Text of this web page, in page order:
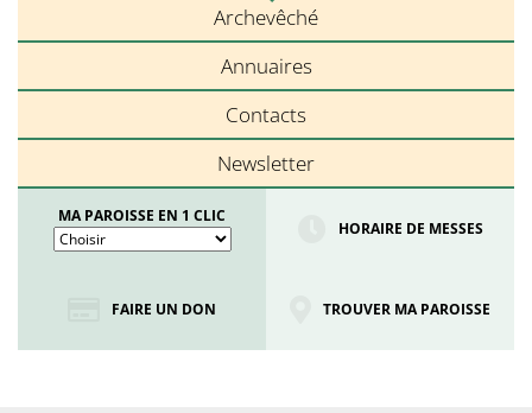
Archevêché
Annuaires
Contacts
Newsletter
MA PAROISSE EN 1 CLIC
HORAIRE DE MESSES
FAIRE UN DON TROUVER MA PAROISSE